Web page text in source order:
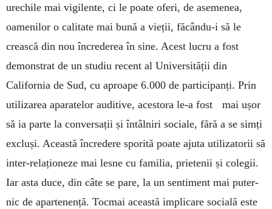
urechile mai vigilente, ci le poate ofe­ri, de asemenea,
oamenilor o calitate mai bună a vieții, făcându-i să le
crească din nou încre­de­rea în sine. Acest lucru a fost
demonstrat de un stu­diu recent al Universității din
California de Sud, cu aproape 6.000 de participanți. Prin
utili­zarea aparatelor auditive, acestora le-a fost mai ușor
să ia parte la conversații și întâlniri sociale, fără a se simți
excluși. Această încredere sporită poa­te ajuta utilizatorii să
inter-relaționeze mai lesne cu familia, prietenii și colegii.
Iar asta duce, din câte se pare, la un sentiment mai puter­
nic de apartenență. Tocmai această implicare socială este